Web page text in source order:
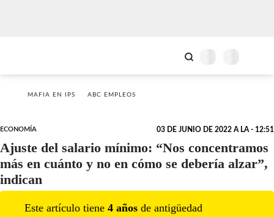
MAFIA EN IPS ABC EMPLEOS
ECONOMÍA 03 DE JUNIO DE 2022 A LA - 12:51
Ajuste del salario mínimo: “Nos concentramos
más en cuánto y no en cómo se debería alzar”,
indican
Este artículo tiene 4 años de antigüedad